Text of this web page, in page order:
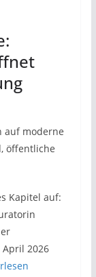
auf moderne
öffentliche
Kapitel auf:
2026